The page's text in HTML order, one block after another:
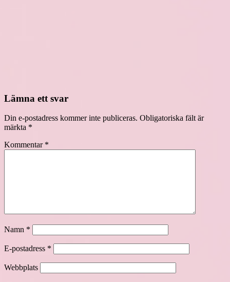
Lämna ett svar
Din e-postadress kommer inte publiceras. Obligatoriska fält är
märkta *
Kommentar *
Namn *
E-postadress *
Webbplats